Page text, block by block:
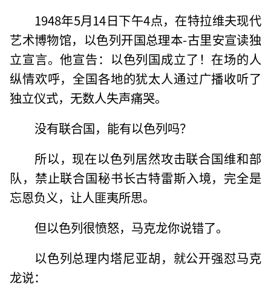
1948年5月14日下午4点，在特拉维夫现代
艺术博物馆，以色列开国总理本-古里安宣读独
立宣言。他宣告：以色列国成立了！在场的人
纵情欢呼，全国各地的犹太人通过广播收听了
独立仪式，无数人失声痛哭。
没有联合国，能有以色列吗？
所以，现在以色列居然攻击联合国维和部
队，禁止联合国秘书长古特雷斯入境，完全是
忘恩负义，让人匪夷所思。
但以色列很愤怒，马克龙你说错了。
以色列总理内塔尼亚胡，就公开强怼马克
龙说：